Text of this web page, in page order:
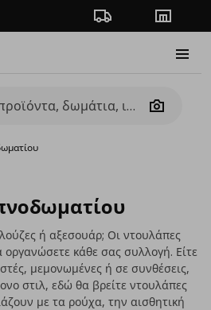
Πορεία παραγγελίας
Camera
ή αξεσουάρ; Οι ντουλάπες
κάθε σας συλλογή. Είτε
μεμονωμένες ή σε συνθέσεις,
στιλ, εδώ θα βρείτε ντουλάπες
με τα ρούχα, την αισθητική